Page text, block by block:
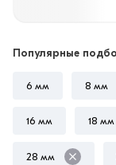
Популярные
6 мм 8 мм
16 мм 18 мм
28 мм
мм
прутка